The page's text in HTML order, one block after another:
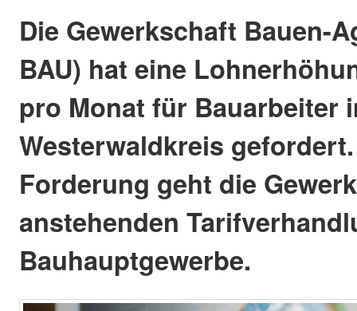
Die Gewerkschaft Bauen-
BAU) hat eine
pro Monat für Bauarbeiter
Westerwaldkreis
Forderung geht die
anstehenden
Bauhauptgewerbe.